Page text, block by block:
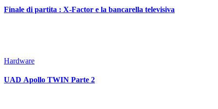
Finale di partita : X-Factor e la bancarella televisiva
Hardware
UAD Apollo TWIN Parte 2